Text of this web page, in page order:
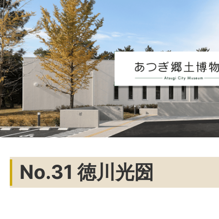
No.31 徳川光圀